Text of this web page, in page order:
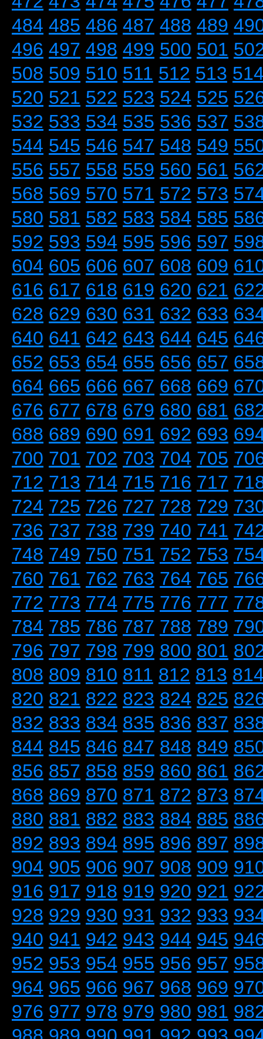
484 485 486 487 488 489
496 497 498 499 500 501
508 509 510 511 512 513
520 521 522 523 524 525
532 533 534 535 536 537
544 545 546 547 548 549
556 557 558 559 560 561
568 569 570 571 572 573
580 581 582 583 584 585
592 593 594 595 596 597
604 605 606 607 608 609
616 617 618 619 620 621
628 629 630 631 632 633
640 641 642 643 644 645
652 653 654 655 656 657
664 665 666 667 668 669
676 677 678 679 680 681
688 689 690 691 692 693
700 701 702 703 704 705
712 713 714 715 716 717
724 725 726 727 728 729
736 737 738 739 740 741
748 749 750 751 752 753
760 761 762 763 764 765
772 773 774 775 776 777
784 785 786 787 788 789
796 797 798 799 800 801
808 809 810 811 812 813
820 821 822 823 824 825
832 833 834 835 836 837
844 845 846 847 848 849
856 857 858 859 860 861
868 869 870 871 872 873
880 881 882 883 884 885
892 893 894 895 896 897
904 905 906 907 908 909
916 917 918 919 920 921
928 929 930 931 932 933
940 941 942 943 944 945
952 953 954 955 956 957
964 965 966 967 968 969
976 977 978 979 980 981